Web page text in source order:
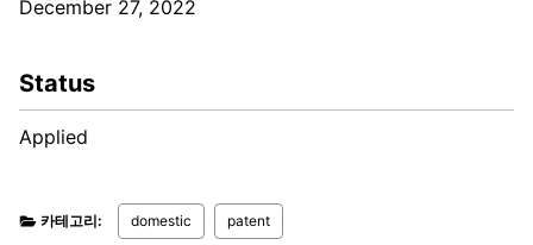
December 27, 2022
Status
Applied
카테고리: domestic patent